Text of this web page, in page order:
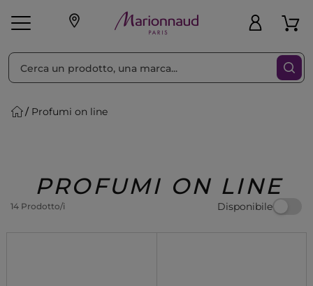
Make-up Profumi
Regalo
Profumi on line
PROFUMI ON LINE
14 Prodotto/i Disponibile
Ordina per Filtra